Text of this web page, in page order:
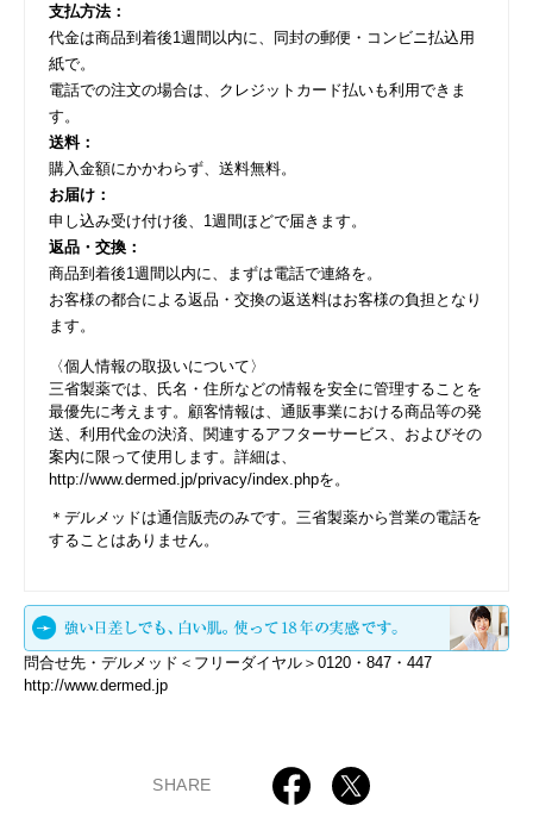
支払方法：
代金は商品到着後1週間以内に、同封の郵便・コンビニ払込用
紙で。
電話での注文の場合は、クレジットカード払いも利用できま
す。
送料：
購入金額にかかわらず、送料無料。
お届け：
申し込み受け付け後、1週間ほどで届きます。
返品・交換：
商品到着後1週間以内に、まずは電話で連絡を。
お客様の都合による返品・交換の返送料はお客様の負担となり
ます。
〈個人情報の取扱いについて〉
三省製薬では、氏名・住所などの情報を安全に管理することを
最優先に考えます。顧客情報は、通販事業における商品等の発
送、利用代金の決済、関連するアフターサービス、およびその
案内に限って使用します。詳細は、
http://www.dermed.jp/privacy/index.phpを。
＊デルメッドは通信販売のみです。三省製薬から営業の電話を
することはありません。
問合せ先・デルメッド＜フリーダイヤル＞0120・847・447
http://www.dermed.jp
SHARE